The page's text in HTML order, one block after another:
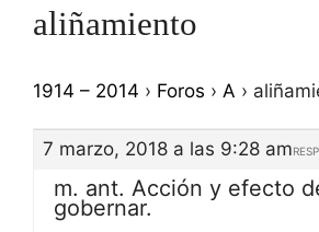
aliñamiento
1914 – 2014 › Foros › A ›
7 marzo, 2018 a las 9:28 am
m. ant. Acción y efecto
gobernar.